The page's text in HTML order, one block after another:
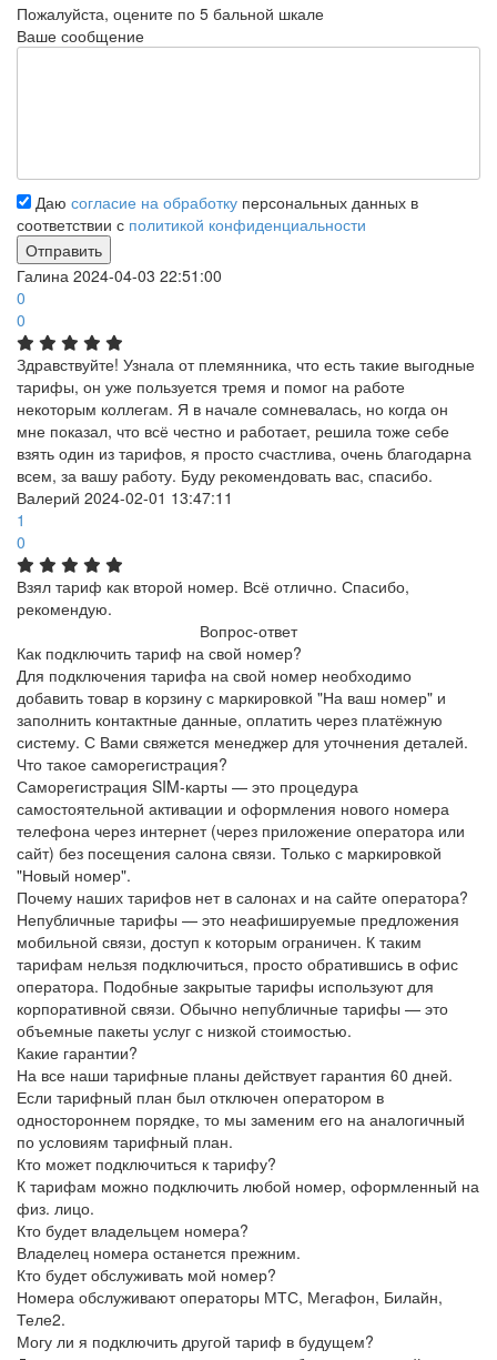
Пожалуйста, оцените по 5 бальной шкале
Ваше сообщение
Даю согласие на обработку персональных данных в
соответствии с политикой конфиденциальности
Галина 2024-04-03 22:51:00
0
0
Здравствуйте! Узнала от племянника, что есть такие выгодные
тарифы, он уже пользуется тремя и помог на работе
некоторым коллегам. Я в начале сомневалась, но когда он
мне показал, что всё честно и работает, решила тоже себе
взять один из тарифов, я просто счастлива, очень благодарна
всем, за вашу работу. Буду рекомендовать вас, спасибо.
Валерий 2024-02-01 13:47:11
1
0
Взял тариф как второй номер. Всё отлично. Спасибо,
рекомендую.
Вопрос-ответ
Как подключить тариф на свой номер?
Для подключения тарифа на свой номер необходимо
добавить товар в корзину с маркировкой "На ваш номер" и
заполнить контактные данные, оплатить через платёжную
систему. С Вами свяжется менеджер для уточнения деталей.
Что такое саморегистрация?
Саморегистрация SIM-карты — это процедура
самостоятельной активации и оформления нового номера
телефона через интернет (через приложение оператора или
сайт) без посещения салона связи. Только с маркировкой
"Новый номер".
Почему наших тарифов нет в салонах и на сайте оператора?
Непубличные тарифы — это неафишируемые предложения
мобильной связи, доступ к которым ограничен. К таким
тарифам нельзя подключиться, просто обратившись в офис
оператора. Подобные закрытые тарифы используют для
корпоративной связи. Обычно непубличные тарифы — это
объемные пакеты услуг с низкой стоимостью.
Какие гарантии?
На все наши тарифные планы действует гарантия 60 дней.
Если тарифный план был отключен оператором в
одностороннем порядке, то мы заменим его на аналогичный
по условиям тарифный план.
Кто может подключиться к тарифу?
К тарифам можно подключить любой номер, оформленный на
физ. лицо.
Кто будет владельцем номера?
Владелец номера останется прежним.
Кто будет обслуживать мой номер?
Номера обслуживают операторы МТС, Мегафон, Билайн,
Теле2.
Могу ли я подключить другой тариф в будущем?